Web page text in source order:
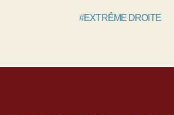
#EXTRÊME DROITE